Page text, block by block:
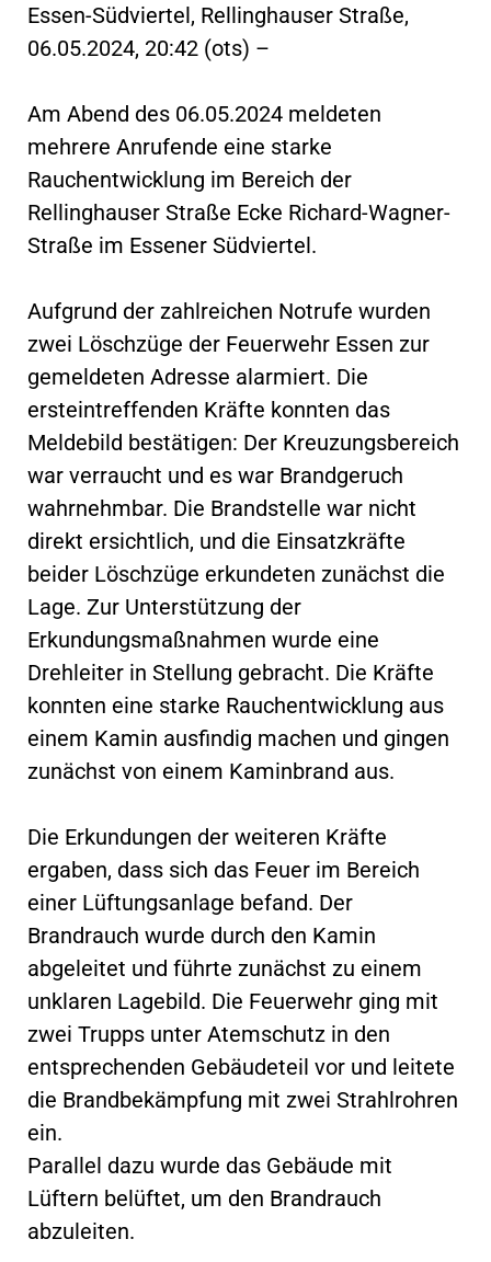
Essen-Südviertel, Rellinghauser Straße,
06.05.2024, 20:42 (ots) –
Am Abend des 06.05.2024 meldeten
mehrere Anrufende eine starke
Rauchentwicklung im Bereich der
Rellinghauser Straße Ecke Richard-Wagner-
Straße im Essener Südviertel.
Aufgrund der zahlreichen Notrufe wurden
zwei Löschzüge der Feuerwehr Essen zur
gemeldeten Adresse alarmiert. Die
ersteintreffenden Kräfte konnten das
Meldebild bestätigen: Der Kreuzungsbereich
war verraucht und es war Brandgeruch
wahrnehmbar. Die Brandstelle war nicht
direkt ersichtlich, und die Einsatzkräfte
beider Löschzüge erkundeten zunächst die
Lage. Zur Unterstützung der
Erkundungsmaßnahmen wurde eine
Drehleiter in Stellung gebracht. Die Kräfte
konnten eine starke Rauchentwicklung aus
einem Kamin ausfindig machen und gingen
zunächst von einem Kaminbrand aus.
Die Erkundungen der weiteren Kräfte
ergaben, dass sich das Feuer im Bereich
einer Lüftungsanlage befand. Der
Brandrauch wurde durch den Kamin
abgeleitet und führte zunächst zu einem
unklaren Lagebild. Die Feuerwehr ging mit
zwei Trupps unter Atemschutz in den
entsprechenden Gebäudeteil vor und leitete
die Brandbekämpfung mit zwei Strahlrohren
ein.
Parallel dazu wurde das Gebäude mit
Lüftern belüftet, um den Brandrauch
abzuleiten.